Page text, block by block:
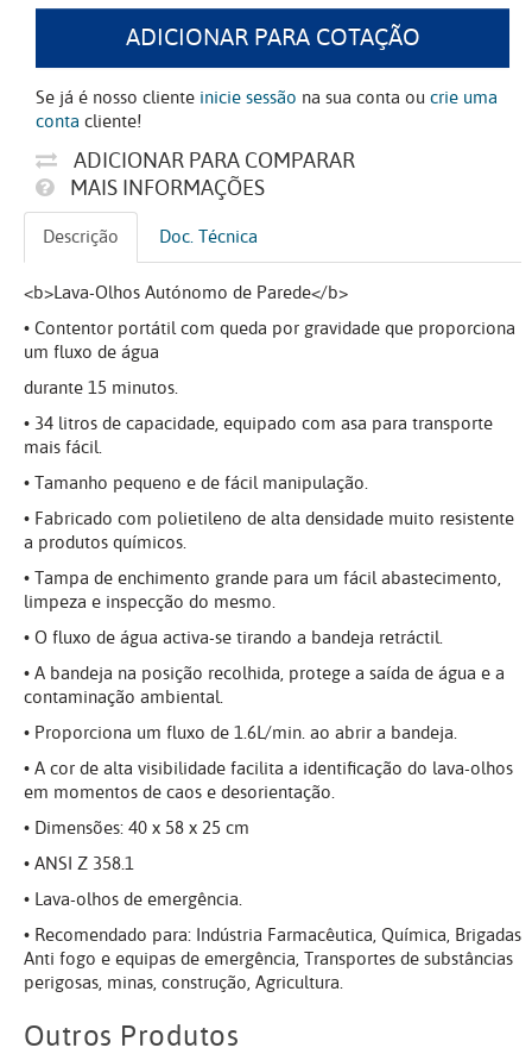
ADICIONAR PARA COTAÇÃO
Se já é nosso cliente inicie sessão na sua conta oucrie uma
conta cliente!
ADICIONAR PARA COMPARAR
MAIS INFORMAÇÕES
Descrição Doc. Técnica
<b>Lava-Olhos Autónomo de Parede</b>
• Contentor portátil com queda por gravidade que proporciona
um fluxo de água
durante 15 minutos.
• 34 litros de capacidade, equipado com asa para transporte
mais fácil.
• Tamanho pequeno e de fácil manipulação.
• Fabricado com polietileno de alta densidade muito resistente
a produtos químicos.
• Tampa de enchimento grande para um fácil abastecimento,
limpeza e inspecção do mesmo.
• O fluxo de água activa-se tirando a bandeja retráctil.
• A bandeja na posição recolhida, protege a saída de água e a
contaminação ambiental.
• Proporciona um fluxo de 1.6L/min. ao abrir a bandeja.
• A cor de alta visibilidade facilita a identificação do lava-olhos
em momentos de caos e desorientação.
• Dimensões: 40 x 58 x 25 cm
• ANSI Z 358.1
• Lava-olhos de emergência.
• Recomendado para: Indústria Farmacêutica, Química, Brigadas
Anti fogo e equipas de emergência, Transportes de substâncias
perigosas, minas, construção, Agricultura.
Outros Produtos